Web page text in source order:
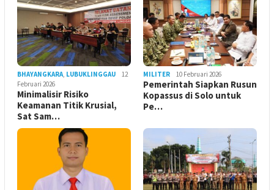
BHAYANGKARA, LUBUKLINGGAU
12
Februari 2026
Minimalisir Risiko
Keamanan Titik Krusial,
Sat Sam…
MILITER 10 Februari 2026
Pemerintah Siapkan Rusun
Kopassus di Solo untuk
Pe…